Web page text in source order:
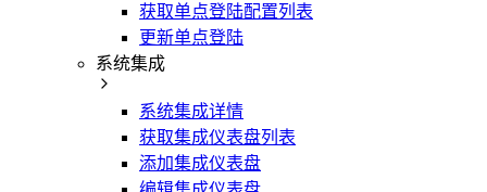
获取单点登陆配置列表
更新单点登陆
系统集成
系统集成详情
获取集成仪表盘列表
添加集成仪表盘